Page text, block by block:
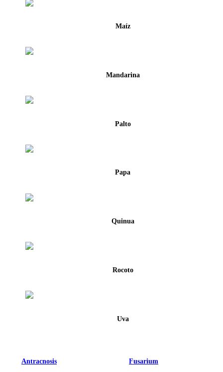
Maíz
Mandarina
Palto
Papa
Quinua
Rocoto
Uva
Antracnosis Fusarium